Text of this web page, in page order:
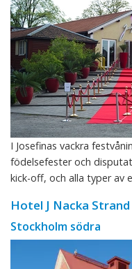
I Josefinas vackra
födelsefester och
kick-off, och alla typer av
Hotel J Nacka Strand
Stockholm södra